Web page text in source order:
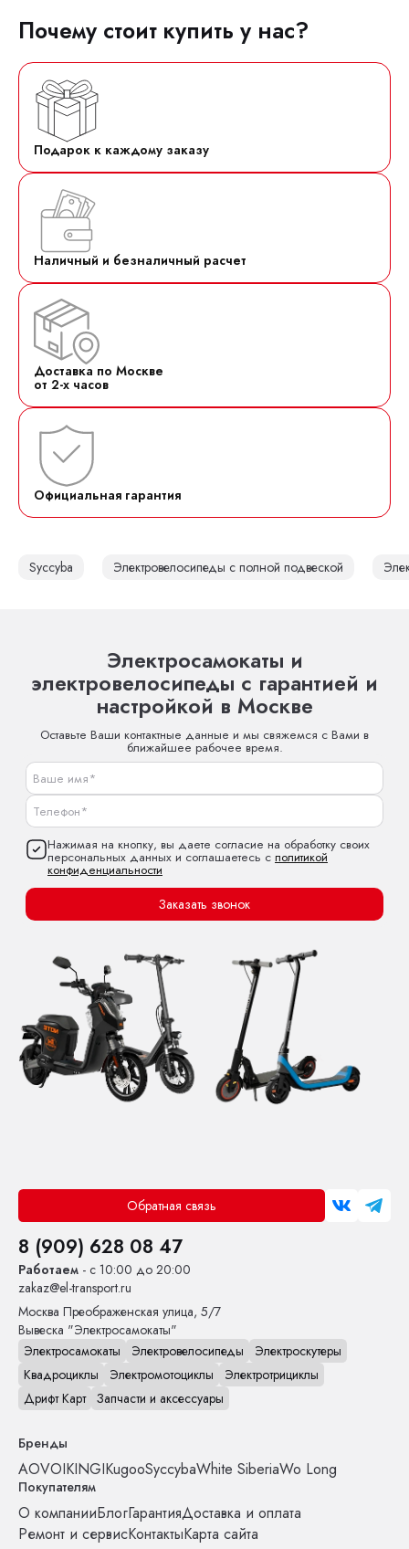
Почему стоит купить у нас?
Подарок к каждому заказу
Наличный и безналичный расчет
Доставка по Москве
от 2-х часов
Официальная гарантия
Syccyba Электровелосипеды с полной подвеской
Электросамокаты и
электровелосипеды с гарантией и
настройкой в Москве
Оставьте Ваши контактные данные и мы свяжемся с Вами в
ближайшее рабочее время.
Нажимая на кнопку, вы даете согласие на обработку своих
персональных данных и соглашаетесь с политикой
конфиденциальности
Заказать звонок
Обратная связь
8 (909) 628 08 47
Работаем - с 10:00 до 20:00
zakaz@el-transport.ru
Москва Преображенская улица, 5/7
Вывеска "Электросамокаты"
Электросамокаты
Электровелосипеды
Электроскутеры
Квадроциклы
Электромотоциклы
Электротрициклы
Дрифт Карт Запчасти и аксессуары
Бренды
AOVOIKINGIKugooSyccybaWhite SiberiaWo Long
Покупателям
О компанииБлогГарантияДоставка и оплата
Ремонт и сервисКонтактыКарта сайта